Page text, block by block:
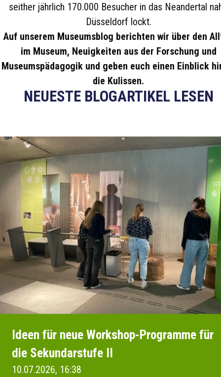
seither jährlich 170.000 Besucher in das Neandertal
Düsseldorf lockt.
Auf unserem Museumsblog berichten wir über den
im Museum, Neuigkeiten aus der Forschung und
Museumspädagogik und geben euch einen Einblick
die Kulissen.
NEUESTE BLOGARTIKEL LESEN
Ideen für neue Workshop-Programme für
die Sekundarstufe II
10.07.2026, 16:38